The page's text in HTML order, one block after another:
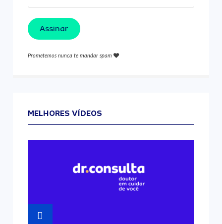
Assinar
Prometemos nunca te mandar spam
MELHORES VÍDEOS